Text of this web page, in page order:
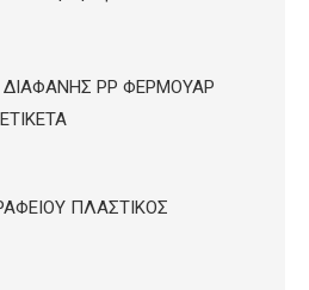
PP ΦΕΡΜΟΥΑΡ
ΠΛΑΣΤΙΚΟΣ